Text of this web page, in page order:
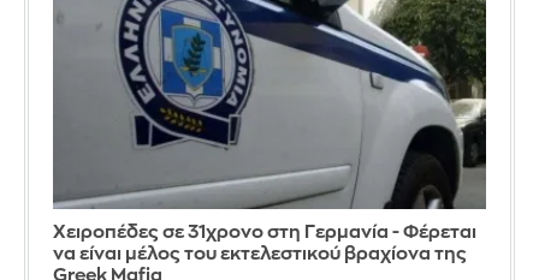
Χειροπέδες σε 31χρονο στη Γερμανία - Φέρεται
να είναι μέλος του εκτελεστικού βραχίονα της
Greek Mafia